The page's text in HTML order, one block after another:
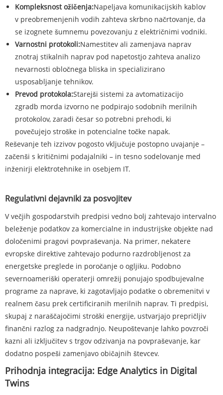
Kompleksnost ožičenja:Napeljava komunikacijskih kablov
v preobremenjenih vodih zahteva skrbno načrtovanje, da
se izognete šumnemu povezovanju z električnimi vodniki.
Varnostni protokoli:Namestitev ali zamenjava naprav
znotraj stikalnih naprav pod napetostjo zahteva analizo
nevarnosti obločnega bliska in specializirano
usposabljanje tehnikov.
Prevod protokola:Starejši sistemi za avtomatizacijo
zgradb morda izvorno ne podpirajo sodobnih merilnih
protokolov, zaradi česar so potrebni prehodi, ki
povečujejo stroške in potencialne točke napak.
Reševanje teh izzivov pogosto vključuje postopno uvajanje –
začenši s kritičnimi podajalniki – in tesno sodelovanje med
inženirji elektrotehnike in osebjem IT.
Regulativni dejavniki za posvojitev
V večjih gospodarstvih predpisi vedno bolj zahtevajo intervalno
beleženje podatkov za komercialne in industrijske objekte nad
določenimi pragovi povpraševanja. Na primer, nekatere
evropske direktive zahtevajo podurno razdrobljenost za
energetske preglede in poročanje o ogljiku. Podobno
severnoameriški operaterji omrežij ponujajo spodbujevalne
programe za naprave, ki zagotavljajo podatke o obremenitvi v
realnem času prek certificiranih merilnih naprav. Ti predpisi,
skupaj z naraščajočimi stroški energije, ustvarjajo prepričljiv
finančni razlog za nadgradnjo. Neupoštevanje lahko povzroči
kazni ali izključitev s trgov odzivanja na povpraševanje, kar
dodatno pospeši zamenjavo običajnih števcev.
Prihodnja integracija: Edge Analytics in Digital
Twins